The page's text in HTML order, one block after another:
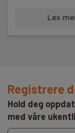
Les
Registrere
Hold deg
med våre